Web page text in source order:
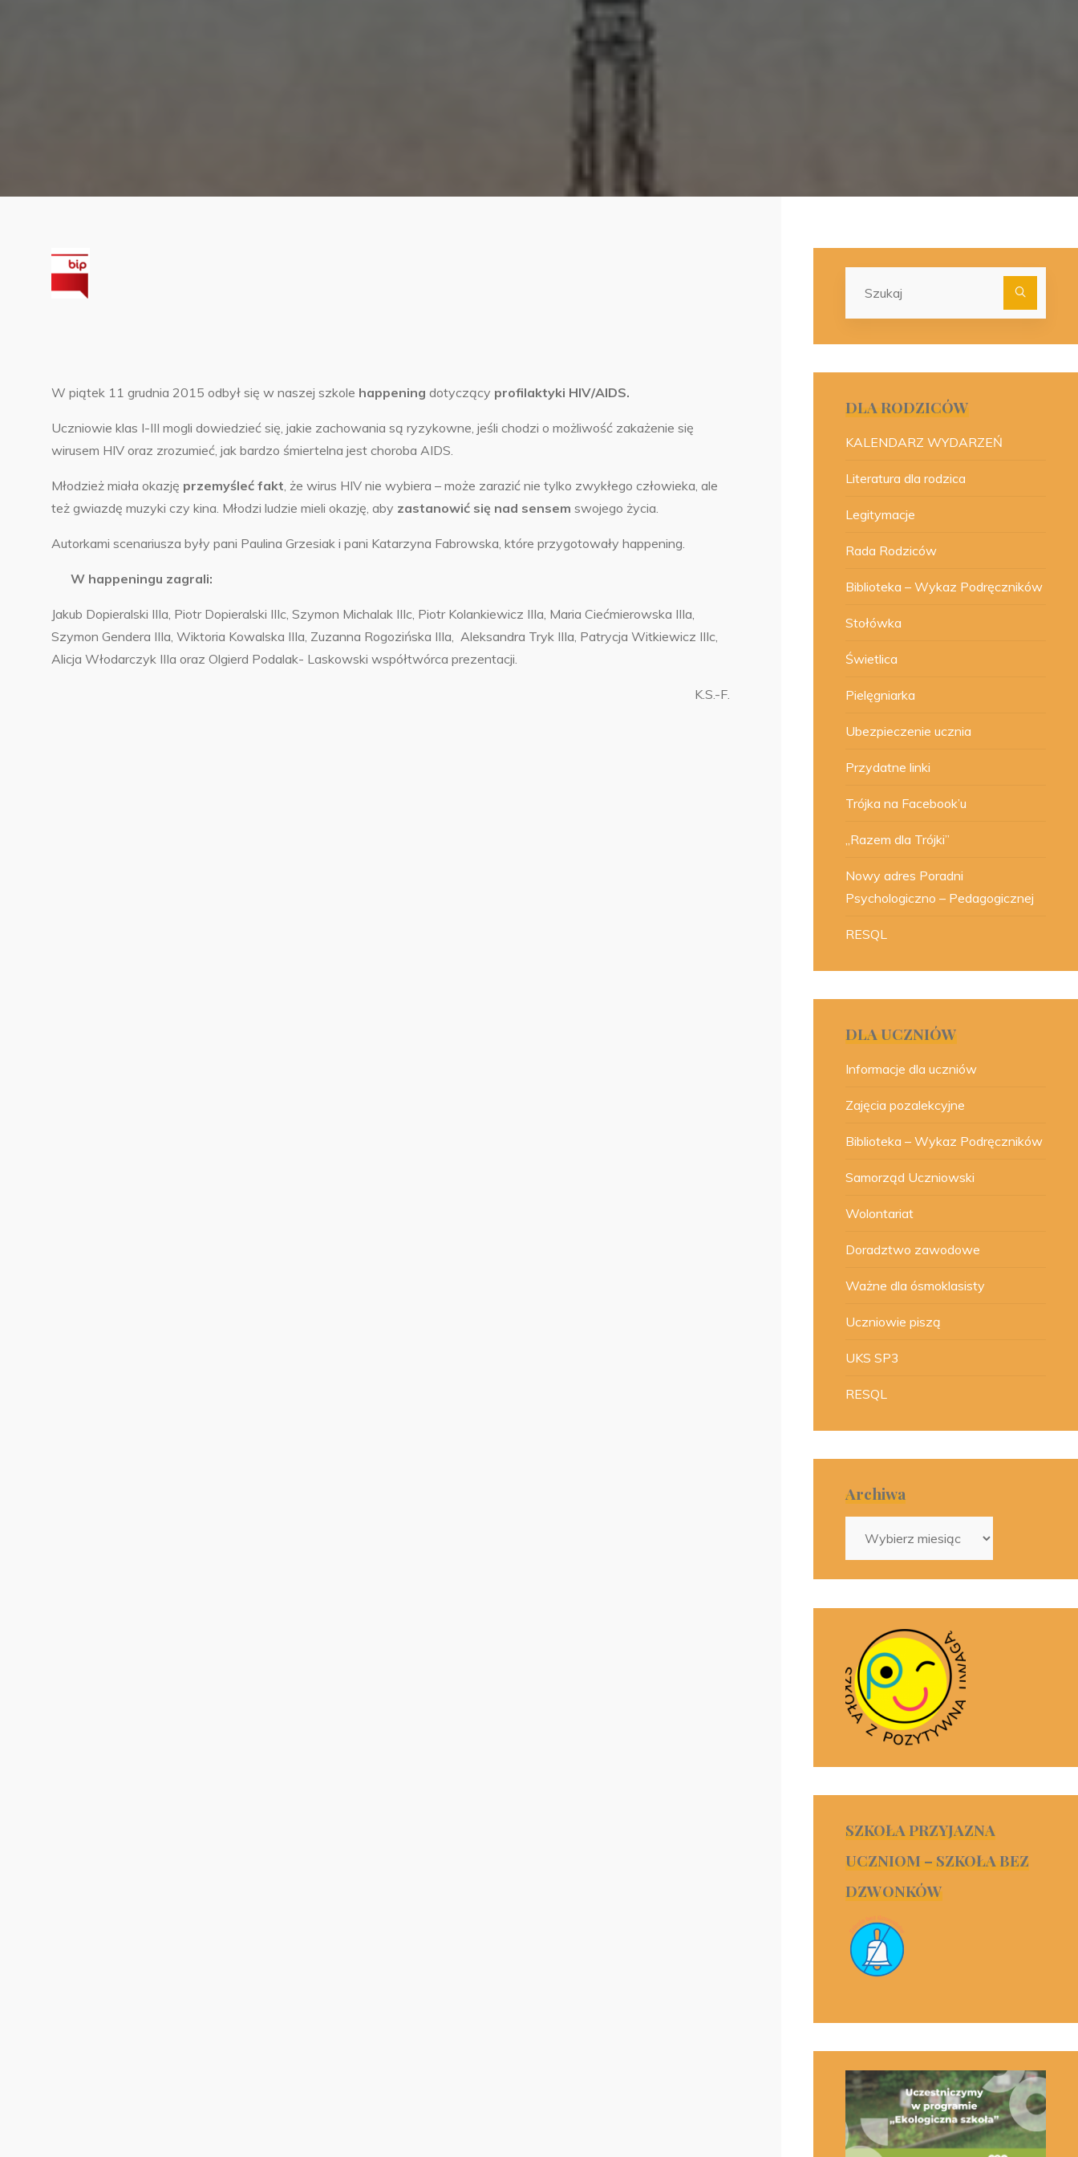
W piątek 11 grudnia 2015 odbył się w naszej szkole happening dotyczący profilaktyki HIV/AIDS.
Uczniowie klas I-III mogli dowiedzieć się, jakie zachowania są ryzykowne, jeśli chodzi o możliwość zakażenie się
wirusem HIV oraz zrozumieć, jak bardzo śmiertelna jest choroba AIDS.
Młodzież miała okazję przemyśleć fakt , że wirus HIV nie wybiera – może zarazić nie tylko zwykłego człowieka, ale
też gwiazdę muzyki czy kina. Młodzi ludzie mieli okazję, aby zastanowić się nad sensem swojego życia.
Autorkami scenariusza były pani Paulina Grzesiak i pani Katarzyna Fabrowska, które przygotowały happening.
W happeningu zagrali:
Jakub Dopieralski IIIa, Piotr Dopieralski IIIc, Szymon Michalak IIIc, Piotr Kolankiewicz IIIa, Maria Ciećmierowska IIIa,
Szymon Gendera IIIa, Wiktoria Kowalska IIIa, Zuzanna Rogozińska IIIa, Aleksandra Tryk IIIa, Patrycja Witkiewicz IIIc,
Alicja Włodarczyk IIIa oraz Olgierd Podalak- Laskowski współtwórca prezentacji.
K.S.-F.
DLA RODZICÓW
KALENDARZ WYDARZEŃ
Literatura dla rodzica
Legitymacje
Rada Rodziców
Biblioteka – Wykaz Podręczników
Stołówka
Świetlica
Pielęgniarka
Ubezpieczenie ucznia
Przydatne linki
Trójka na Facebook’u
„Razem dla Trójki”
Nowy adres Poradni
Psychologiczno – Pedagogicznej
RESQL
DLA UCZNIÓW
Informacje dla uczniów
Zajęcia pozalekcyjne
Biblioteka – Wykaz Podręczników
Samorząd Uczniowski
Wolontariat
Doradztwo zawodowe
Ważne dla ósmoklasisty
Uczniowie piszą
UKS SP3
RESQL
Archiwa
SZKOŁA PRZYJAZNA
UCZNIOM – SZKOŁA BEZ
DZWONKÓW